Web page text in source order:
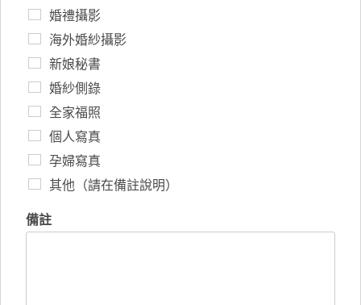
婚禮攝影
海外婚紗攝影
新娘秘書
婚紗側錄
全家福照
個人寫真
孕婦寫真
其他（請在備註說明）
備註